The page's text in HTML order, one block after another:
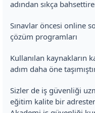
adından sıkça
Sınavlar öncesi online
çözüm programları
Kullanılan kaynakların
adım daha öne
Sizler de iş güvenliği
eğitim kalite bir